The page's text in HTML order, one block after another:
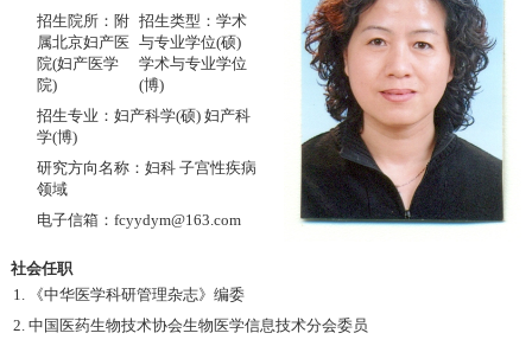
招生院所：附
属北京妇产医
院(妇产医学
院)
招生类型：学术
与专业学位(硕)
学术与专业学位
(博)
招生专业：妇产科学(硕) 妇产科
学(博)
研究方向名称：妇科 子宫性疾病
领域
电子信箱：fcyydym@163.com
社会任职
1. 《中华医学科研管理杂志》编委
2. 中国医药生物技术协会生物医学信息技术分会委员